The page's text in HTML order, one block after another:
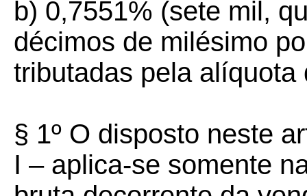
b) 0,7551% (sete mil,
décimos de milésimo
tributadas pela
§ 1º O disposto neste
I – aplica-se somente